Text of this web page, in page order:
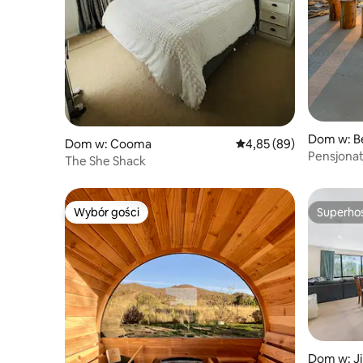
Dom w: Cooma Średnia ocena: 4,85 na
4,85 (89)
The She Shack
Dom w:
Wybór gości
Wybór gości
Dom w: